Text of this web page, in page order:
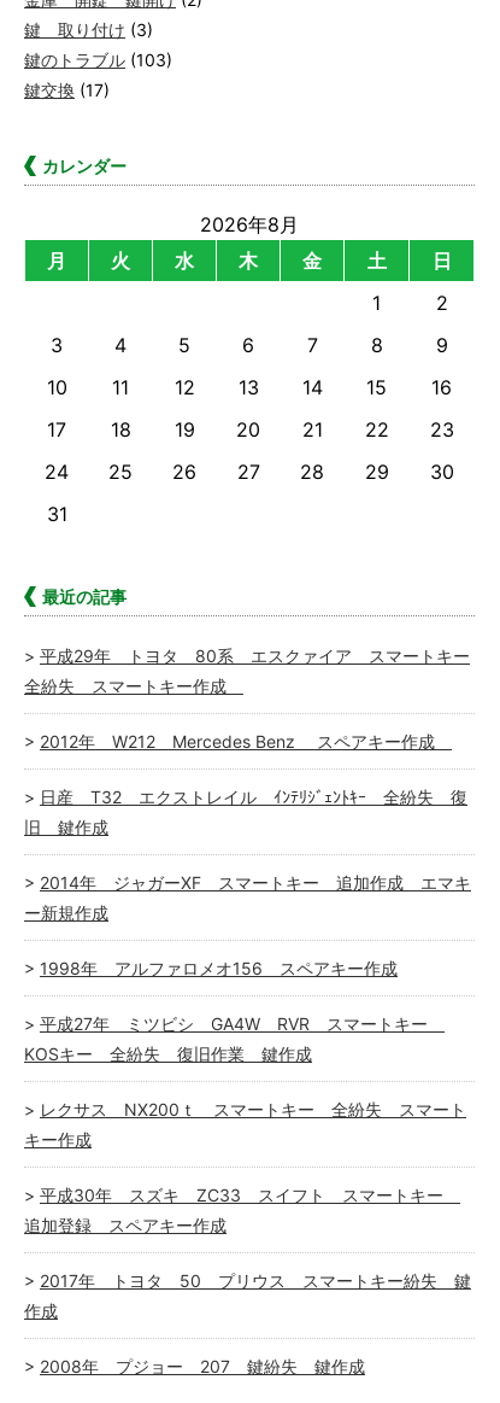
鍵 取り付け (3)
鍵のトラブル (103)
鍵交換 (17)
カレンダー
2026年8月
月
火 水 木 金 土
日
1
2
3
4 5 6 7 8
9
10
11 12 13 14 15
16
17
18 19 20 21 22
23
24
25 26 27 28 29
30
31
最近の記事
平成29年 トヨタ 80系 エスクァイア スマートキー
全紛失 スマートキー作成
2012年 W212 Mercedes Benz スペアキー作成
日産 T32 エクストレイル ｲﾝﾃﾘｼﾞｪﾝﾄｷｰ 全紛失 復
旧 鍵作成
2014年 ジャガーXF スマートキー 追加作成 エマキ
ー新規作成
1998年 アルファロメオ156 スペアキー作成
平成27年 ミツビシ GA4W RVR スマートキー
KOSキー 全紛失 復旧作業 鍵作成
レクサス NX200ｔ スマートキー 全紛失 スマート
キー作成
平成30年 スズキ ZC33 スイフト スマートキー
追加登録 スペアキー作成
2017年 トヨタ 50 プリウス スマートキー紛失 鍵
作成
2008年 プジョー 207 鍵紛失 鍵作成